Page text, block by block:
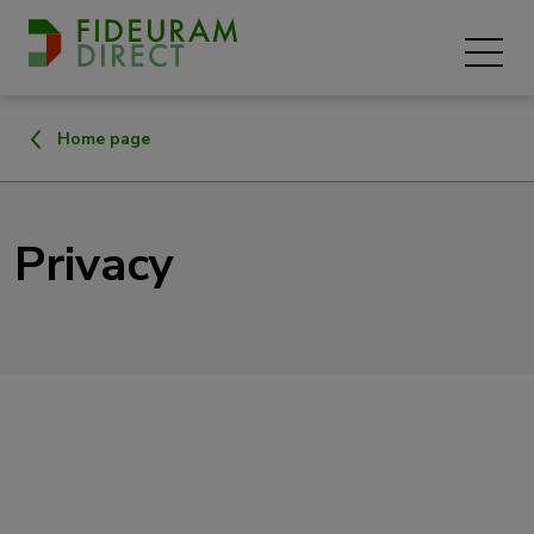
Home page
Privacy